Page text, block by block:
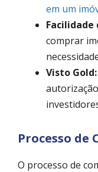
em um
Facilidade
comprar
Visto Gold:
Processo de
O processo de